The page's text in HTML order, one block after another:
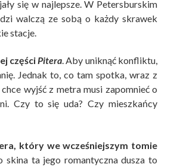
się w najlepsze. W Petersburskim
walczą ze sobą o każdy skrawek
stacje.
części Pitera . Aby uniknąć konfliktu,
Jednak to, co tam spotka, wraz z
wyjść z metra musi zapomnieć o
Czy to się uda? Czy mieszkańcy
który we wcześniejszym tomie
skina ta jego romantyczna dusza to